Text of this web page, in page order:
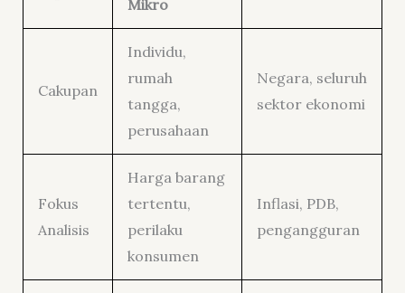
Mikro
Cakupan
Individu,
rumah
tangga,
perusahaan
Negara, seluruh
sektor ekonomi
Fokus
Analisis
Harga barang
tertentu,
perilaku
konsumen
Inflasi, PDB,
pengangguran